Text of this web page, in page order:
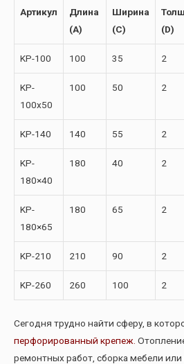
Артикул
Длина
(А)
Ширина
(С)
(D)
KP-100 100 35 2
KP-
100х50
100 50 2
KP-140 140 55 2
KP-
180×40
180 40 2
KP-
180×65
180 65 2
KP-210 210 90 2
KP-260 260 100 2
Сегодня трудно найти сферу, в
перфорированный крепеж.
ремонтных работ, сборка мебели